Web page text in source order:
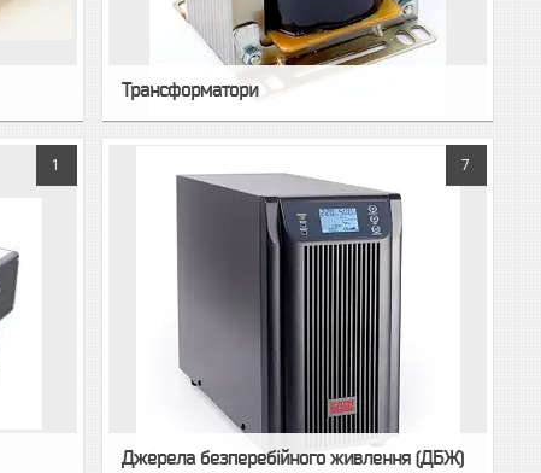
Трансформатори
1 7
Джерела безперебійного живлення (ДБЖ)